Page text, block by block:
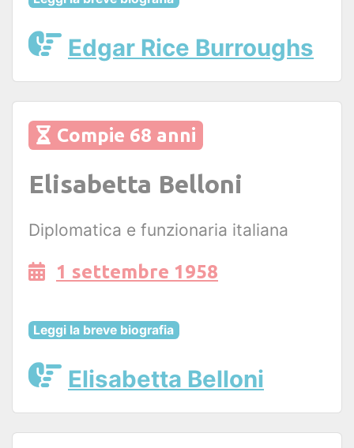
Edgar Rice Burroughs
Compie 68 anni
Elisabetta Belloni
Diplomatica e funzionaria italiana
1 settembre 1958
Leggi la breve biografia
Elisabetta Belloni